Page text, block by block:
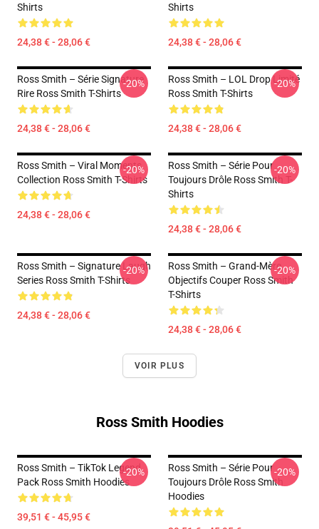
Shirts
24,38 € - 28,06 €
Shirts
24,38 € - 28,06 €
Ross Smith – Série Signature
Rire Ross Smith T-Shirts
24,38 € - 28,06 €
-20%
Ross Smith – LOL Drop Limité
Ross Smith T-Shirts
24,38 € - 28,06 €
-20%
Ross Smith – Viral Moments
Collection Ross Smith T-Shirts
24,38 € - 28,06 €
-20%
Ross Smith – Série Pour
Toujours Drôle Ross Smith T-
Shirts
24,38 € - 28,06 €
-20%
Ross Smith – Signature Laugh
Series Ross Smith T-Shirts
24,38 € - 28,06 €
-20%
Ross Smith – Grand-Mère
Objectifs Couper Ross Smith
T-Shirts
24,38 € - 28,06 €
-20%
VOIR PLUS
Ross Smith Hoodies
Ross Smith – TikTok Legend
Pack Ross Smith Hoodies
39,51 € - 45,95 €
-20%
Ross Smith – Série Pour
Toujours Drôle Ross Smith
Hoodies
-20%